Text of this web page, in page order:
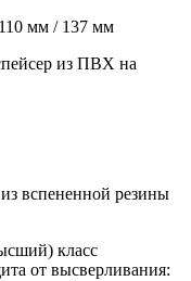
110 мм / 137 мм
из ПВХ на
вспененной резины
класс
от высверливания: